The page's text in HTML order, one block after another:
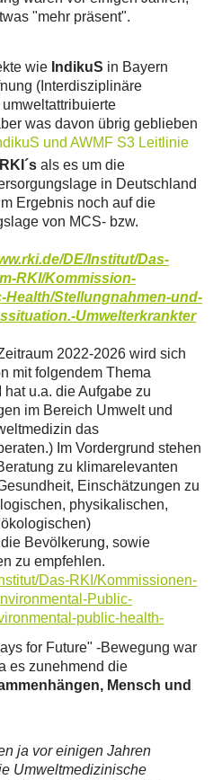
"mehr präsent".
wie IndikuS in Bayern
(Interdisziplinäre
was davon übrig geblieben
und AWMF S3 Leitlinie
als es um die
in Deutschland
Ergebnis noch auf die
von MCS- bzw.
DE/Institut/Das-
RKI/Kommission-
Stellungnahmen-und-
Umwelterkrankter
2022-2026 wird sich
mit folgendem Thema
u.a. die Aufgabe zu
im Bereich Umwelt und
das
Im Vordergrund stehen
zu klimarelevanten
Einschätzungen zu
physikalischen,
Bevölkerung, sowie
zu empfehlen.
Das-RKI/Kommissionen-
Public-
public-health-
for Future" -Bewegung war
es zunehmend die
Mensch und
ja vor einigen Jahren
Umweltmedizinische